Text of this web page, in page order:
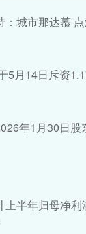
：城市那达慕
5月14日斥资
年1月30日股
上半年归母净利